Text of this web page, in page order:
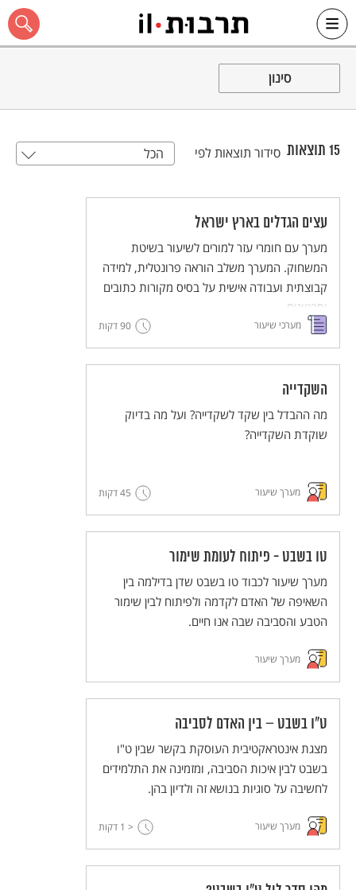
כל האתר
סינון
15 תוצאות סידור תוצאות לפי הכל
עצים הגדלים בארץ ישראל
מערך עם חומרי עזר למורים לשיעור בשיטת
המשחוק. המערך משלב הוראה פרונטלית, למידה
קבוצתית ועבודה אישית על בסיס מקורות כתובים
וסרטונים.
מסדרת מערכי השיעור המדגימים שיטות הוראה
חדשניות והמלוות יחידות ללימוד עצמי של
השיטות הללו (פלפ"ל - פעילות פדגוגית לימודית
למורים).
מערכי שיעור 90 דקות
השקדייה
מה ההבדל בין שקד לשקדייה? ועל מה בדיוק
שוקדת השקדייה?
מערך שיעור 45 דקות
טו בשבט - פיתוח לעומת שימור
מערך שיעור לכבוד טו בשבט שדן בדילמה בין
השאיפה של האדם לקדמה ולפיתוח לבין שימור
הטבע והסביבה שבה אנו חיים.
מערך שיעור
ט"ו בשבט – בין האדם לסביבה
מצגת אינטראקטיבית העוסקת בקשר שבין ט"ו
בשבט לבין איכות הסביבה, ומזמינה את התלמידים
לחשיבה על סוגיות בנושא זה ולדיון בהן.
מערך שיעור < 1 דקות